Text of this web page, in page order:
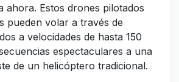
ahora. Estos drones pilotados
pueden volar a través de
a velocidades de hasta 150
espectaculares a una
de un helicóptero tradicional.